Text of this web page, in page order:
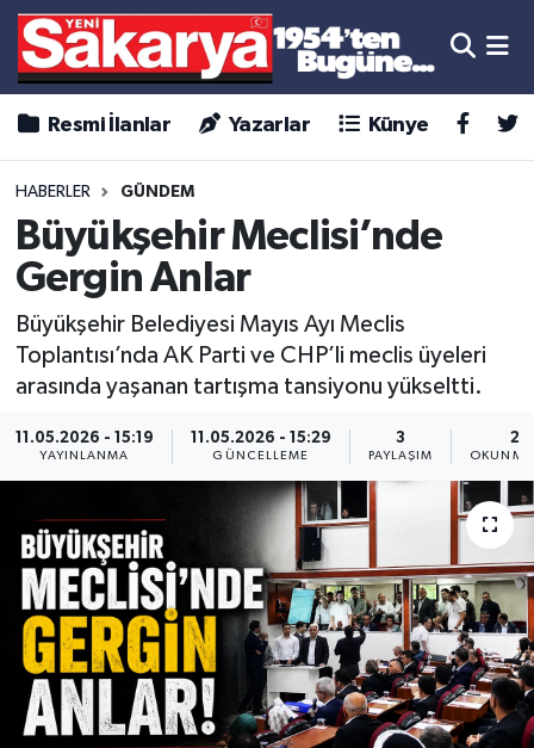
Resmi İlanlar Yazarlar Künye
HABERLER GÜNDEM
Büyükşehir Meclisi’nde
Gergin Anlar
Büyükşehir Belediyesi Mayıs Ayı Meclis
Toplantısı’nda AK Parti ve CHP’li meclis üyeleri
arasında yaşanan tartışma tansiyonu yükseltti.
11.05.2026 - 15:19
YAYINLANMA
11.05.2026 - 15:29
GÜNCELLEME
3
PAYLAŞIM
2
OKUNMA